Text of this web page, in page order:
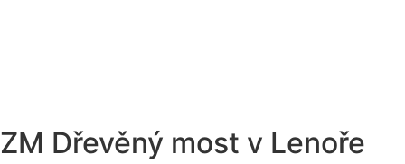
ZM Dřevěný most v Lenoře